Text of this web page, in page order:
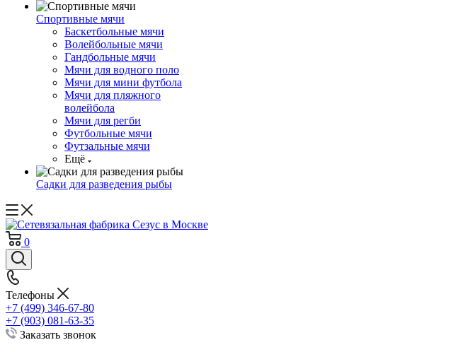
Спортивные мячи
Баскетбольные мячи
Волейбольные мячи
Гандбольные мячи
Мячи для водного поло
Мячи для мини футбола
Мячи для пляжного
волейбола
Мячи для регби
Футбольные мячи
Футзальные мячи
Ещё
Садки для разведения рыбы
0
Телефоны
+7 (499) 346-67-80
+7 (903) 081-63-35
Заказать звонок